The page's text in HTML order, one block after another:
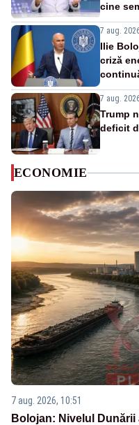
cine
7 aug.
Ilie
criză
7 aug.
Trump
deficit
ECONOMIE
7 aug. 2026, 10:51
Bolojan: Nivelul